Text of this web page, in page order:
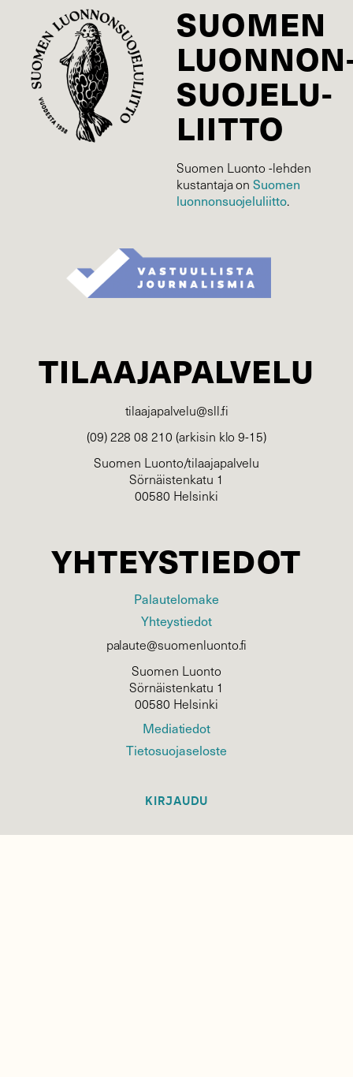
SUOMEN
SUOJELU­
LIITTO
Suomen Luonto -lehden
kustantaja onSuomen
luonnonsuojelu­liitto.
TILAAJAPALVELU
tilaajapalvelu@sll.fi
(09) 228 08 210 (arkisin klo 9-15)
Suomen Luonto/tilaajapalvelu
Sörnäistenkatu 1
00580 Helsinki
YHTEYSTIEDOT
Palautelomake
Yhteystiedot
palaute@suomenluonto.fi
Suomen Luonto
Sörnäistenkatu 1
00580 Helsinki
Mediatiedot
Tietosuojaseloste
KIRJAUDU